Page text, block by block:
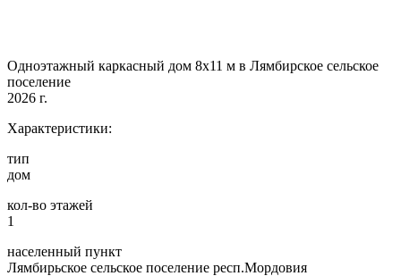
Одноэтажный каркасный дом 8х11 м в Лямбирское сельское
поселение
2026 г.
Характеристики:
тип
дом
кол-во этажей
1
населенный пункт
Лямбирьское сельское поселение респ.Мордовия